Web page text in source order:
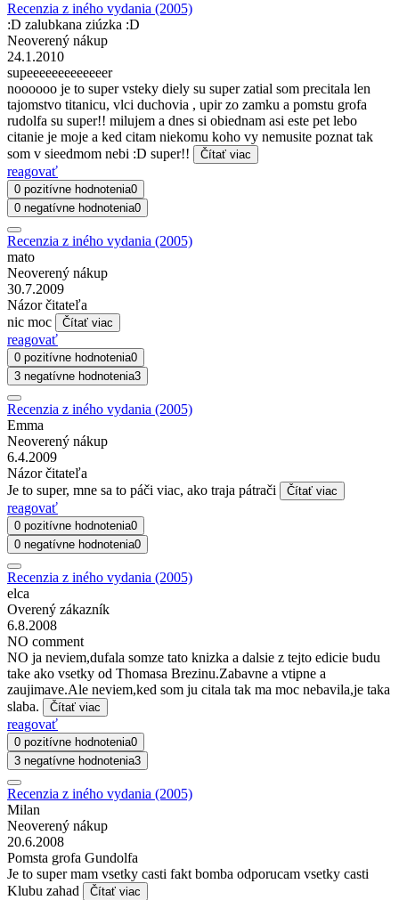
Recenzia z iného vydania (2005)
:D zalubkana ziúzka :D
Neoverený nákup
24.1.2010
supeeeeeeeeeeeeer
noooooo je to super vsteky diely su super zatial som precitala len
tajomstvo titanicu, vlci duchovia , upir zo zamku a pomstu grofa
rudolfa su super!! milujem a dnes si obiednam asi este pet lebo
citanie je moje a ked citam niekomu koho vy nemusite poznat tak
som v sieedmom nebi :D super!!
Čítať viac
reagovať
0 pozitívne hodnotenia0
0 negatívne hodnotenia0
Recenzia z iného vydania (2005)
mato
Neoverený nákup
30.7.2009
Názor čitateľa
nic moc
Čítať viac
reagovať
0 pozitívne hodnotenia0
3 negatívne hodnotenia3
Recenzia z iného vydania (2005)
Emma
Neoverený nákup
6.4.2009
Názor čitateľa
Je to super, mne sa to páči viac, ako traja pátrači
Čítať viac
reagovať
0 pozitívne hodnotenia0
0 negatívne hodnotenia0
Recenzia z iného vydania (2005)
elca
Overený zákazník
6.8.2008
NO comment
NO ja neviem,dufala somze tato knizka a dalsie z tejto edicie budu
take ako vsetky od Thomasa Brezinu.Zabavne a vtipne a
zaujimave.Ale neviem,ked som ju citala tak ma moc nebavila,je taka
slaba.
Čítať viac
reagovať
0 pozitívne hodnotenia0
3 negatívne hodnotenia3
Recenzia z iného vydania (2005)
Milan
Neoverený nákup
20.6.2008
Pomsta grofa Gundolfa
Je to super mam vsetky casti fakt bomba odporucam vsetky casti
Klubu zahad
Čítať viac